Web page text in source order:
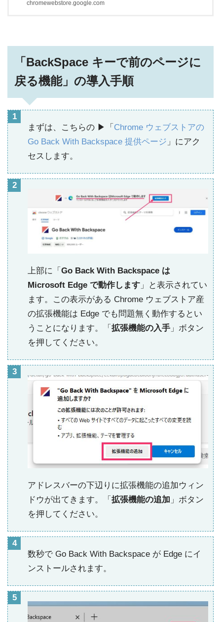
chromewebstore.google.com
「BackSpace キーで前のページに
戻る機能」の導入手順
まずは、こちらの ▶「 Chrome ウェブストアの
Go Back With Backspace 提供ページ 」にアク
セスします。
上部に「 Go Back With Backspace は
Microsoft Edge で動作します 」と表示されてい
ます。この表示がある Chrome ウェブストア産
の拡張機能は Edge でも問題無く動作するとい
うことになります。「 拡張機能の入手 」ボタン
を押してください。
アドレスバーの下辺りに拡張機能の追加ウィン
ドウが出てきます。「 拡張機能の追加 」ボタン
を押してください。
数秒で Go Back With Backspace が Edge にイ
ンストールされます。